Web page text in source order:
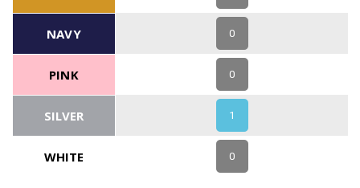
NAVY 0
PINK 0
SILVER 1
WHITE 0